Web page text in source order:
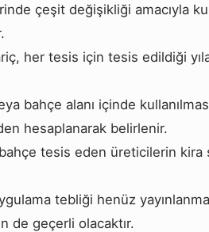
çeşit değişikliği amacıyla
her tesis için tesis edildiği
bahçe alanı içinde
hesaplanarak belirlenir.
tesis eden üreticilerin kira
tebliği henüz
de geçerli olacaktır.